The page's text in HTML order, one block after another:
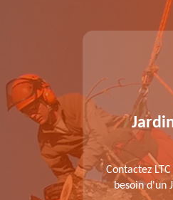
fait
jardinier
Contactez LTC
besoin d'un